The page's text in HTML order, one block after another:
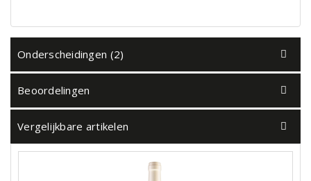
Onderscheidingen (2)
Beoordelingen
Vergelijkbare artikelen